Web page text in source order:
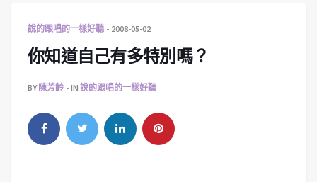
說的跟唱的一樣好聽 2008-05-02
你知道自己有多特別嗎？
BY 陳芳齡 IN 說的跟唱的一樣好聽